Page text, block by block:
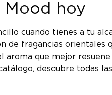
Mood hoy
cuando tienes a tu
de fragancias
aroma que mejor
descubre todas